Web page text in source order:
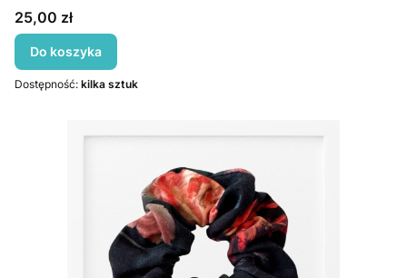
Cena
25,00 zł
Do koszyka
Dostępność: kilka sztuk